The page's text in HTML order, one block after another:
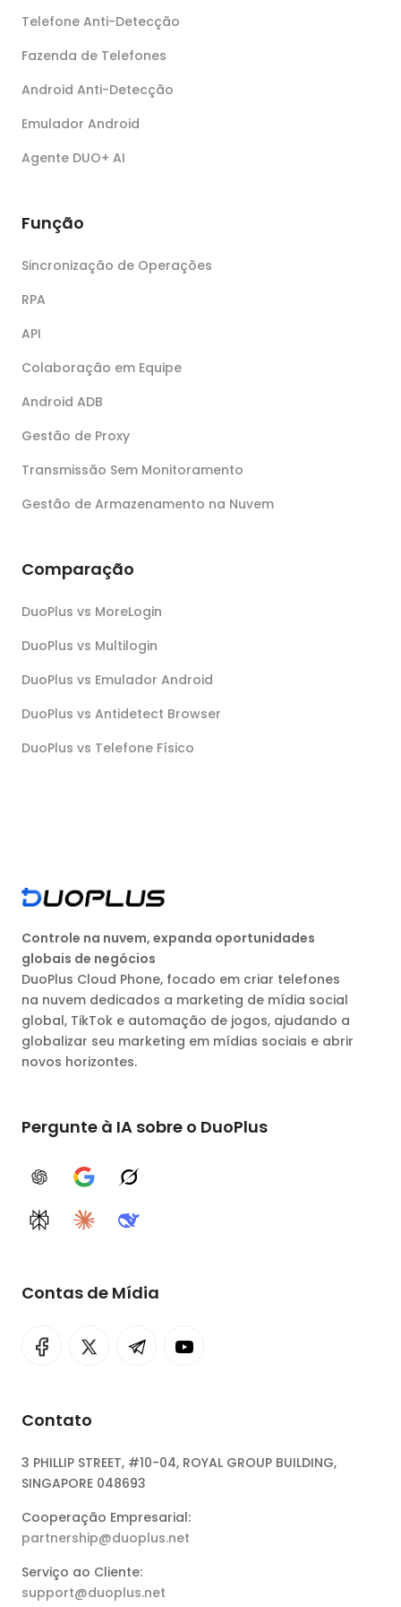
Telefone Anti-Detecção
Fazenda de Telefones
Android Anti-Detecção
Emulador Android
Agente DUO+ AI
Função
Sincronização de Operações
RPA
API
Colaboração em Equipe
Android ADB
Gestão de Proxy
Transmissão Sem Monitoramento
Gestão de Armazenamento na Nuvem
Comparação
DuoPlus vs MoreLogin
DuoPlus vs Multilogin
DuoPlus vs Emulador Android
DuoPlus vs Antidetect Browser
DuoPlus vs Telefone Físico
Controle na nuvem, expanda oportunidades
globais de negócios
DuoPlus Cloud Phone, focado em criar telefones
na nuvem dedicados a marketing de mídia social
global, TikTok e automação de jogos, ajudando a
globalizar seu marketing em mídias sociais e abrir
novos horizontes.
Pergunte à IA sobre o DuoPlus
ChatGPTGoogle AIGrok
PerplexityClaudeDeepSeek
Contas de Mídia
Contato
3 PHILLIP STREET, #10-04, ROYAL GROUP BUILDING,
SINGAPORE 048693
Cooperação Empresarial:
partnership@duoplus.net
Serviço ao Cliente:
support@duoplus.net